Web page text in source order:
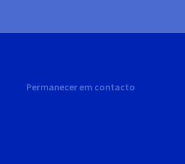
Permanecer em contacto